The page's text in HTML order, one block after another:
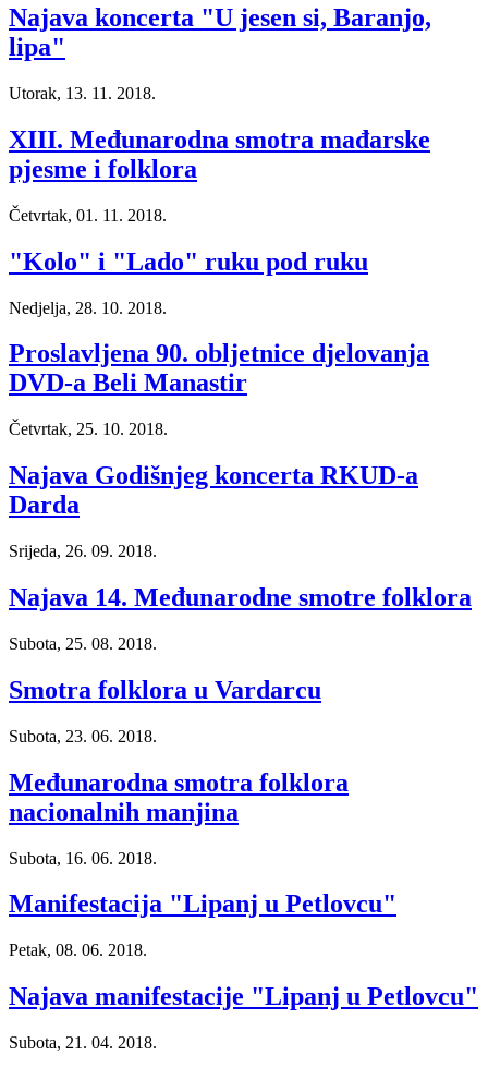
Najava koncerta "U jesen si, Baranjo,
lipa"
Utorak, 13. 11. 2018.
XIII. Međunarodna smotra mađarske
pjesme i folklora
Četvrtak, 01. 11. 2018.
"Kolo" i "Lado" ruku pod ruku
Nedjelja, 28. 10. 2018.
Proslavljena 90. obljetnice djelovanja
DVD-a Beli Manastir
Četvrtak, 25. 10. 2018.
Najava Godišnjeg koncerta RKUD-a
Darda
Srijeda, 26. 09. 2018.
Najava 14. Međunarodne smotre folklora
Subota, 25. 08. 2018.
Smotra folklora u Vardarcu
Subota, 23. 06. 2018.
Međunarodna smotra folklora
nacionalnih manjina
Subota, 16. 06. 2018.
Manifestacija "Lipanj u Petlovcu"
Petak, 08. 06. 2018.
Najava manifestacije "Lipanj u Petlovcu"
Subota, 21. 04. 2018.